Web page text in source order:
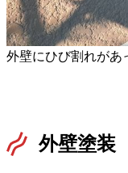
外壁にひび割れがあ
外壁塗装